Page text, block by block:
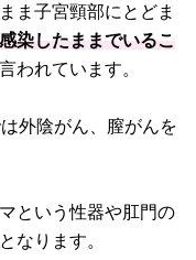
ま子宮頸部にとどま
染したままでいるこ
われています。
外陰がん、膣がんを
という性器や肛門の
なります。